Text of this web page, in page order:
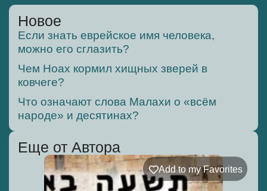
Новое
Если знать еврейское имя человека,
можно его сглазить?
Чем Ноах кормил хищных зверей в
ковчеге?
Что означают слова Малахи о «всём
народе» и десятинах?
Еще от Автора
Add to my Favorites